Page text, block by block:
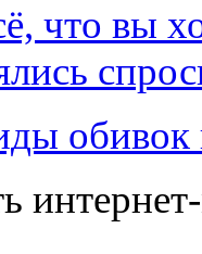
что вы
обивок